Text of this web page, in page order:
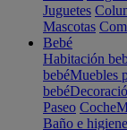
Juguetes
Mascotas
Bebé
Habitación
bebéMuebles
bebé
Paseo Coche
Baño e higiene